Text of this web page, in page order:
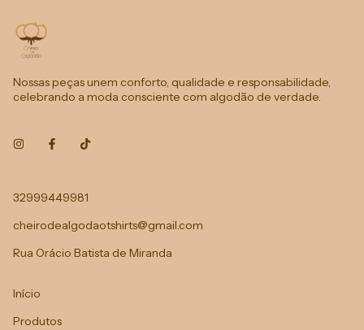
Nossas peças unem conforto, qualidade e responsabilidade,
celebrando a moda consciente com algodão de verdade.
32999449981
cheirodealgodaotshirts@gmail.com
Rua Orácio Batista de Miranda
Início
Produtos